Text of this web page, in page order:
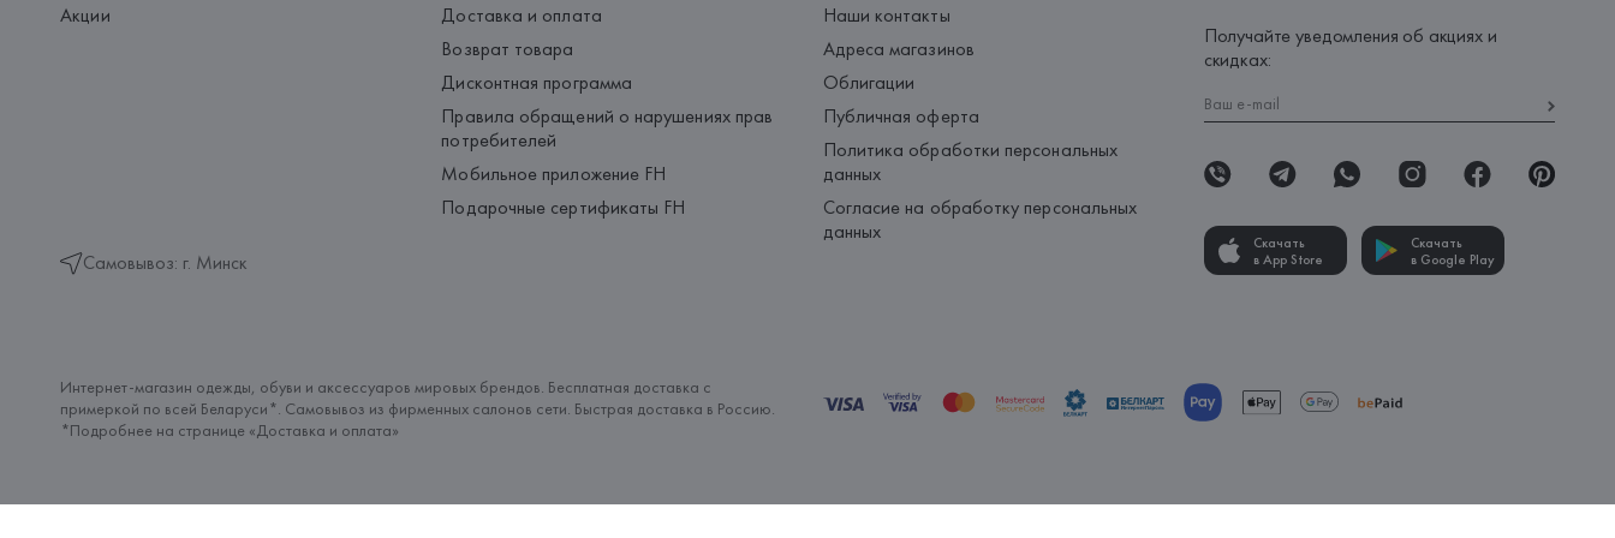
Акции
Самовывоз: г. Минск
Доставка и оплата
Возврат товара
Дисконтная программа
Правила обращений о нарушениях прав
потребителей
Мобильное приложение FH
Подарочные сертификаты FH
Наши контакты
Адреса магазинов
Облигации
Публичная оферта
Политика обработки персональных
данных
Согласие на обработку персональных
данных
Получайте уведомления об акциях и
скидках:
Скачать
в App Store
Скачать
в Google Play
Интернет-магазин одежды, обуви и аксессуаров мировых брендов. Бесплатная доставка с
примеркой по всей Беларуси*. Самовывоз из фирменных салонов сети. Быстрая доставка в Россию.
*Подробнее на странице «Доставка и оплата»